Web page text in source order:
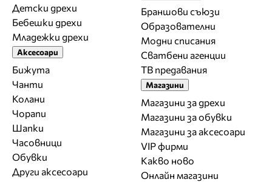
Детски дрехи
Бебешки дрехи
Младежки дрехи
Аксесоари
Бижута
Чанти
Колани
Чорапи
Шапки
Часовници
Обувки
Други аксесоари
Браншови съюзи
Образователни
Модни списания
Сватбени агенции
ТВ предавания
Магазини
Магазини за дрехи
Магазини за обувки
Магазини за aксесоари
VIP фирми
Какво ново
Онлайн магазини